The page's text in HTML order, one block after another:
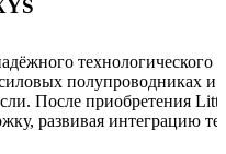
технологического
полупроводниках и
После приобретения
развивая интеграцию